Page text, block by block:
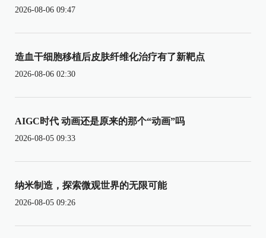
2026-08-06 09:47
造血干细胞移植后皮肤纤维化治疗有了新靶点
2026-08-06 02:30
AIGC时代 动画还是原来的那个“动画”吗
2026-08-05 09:33
纳米制造，探索微观世界的无限可能
2026-08-05 09:26